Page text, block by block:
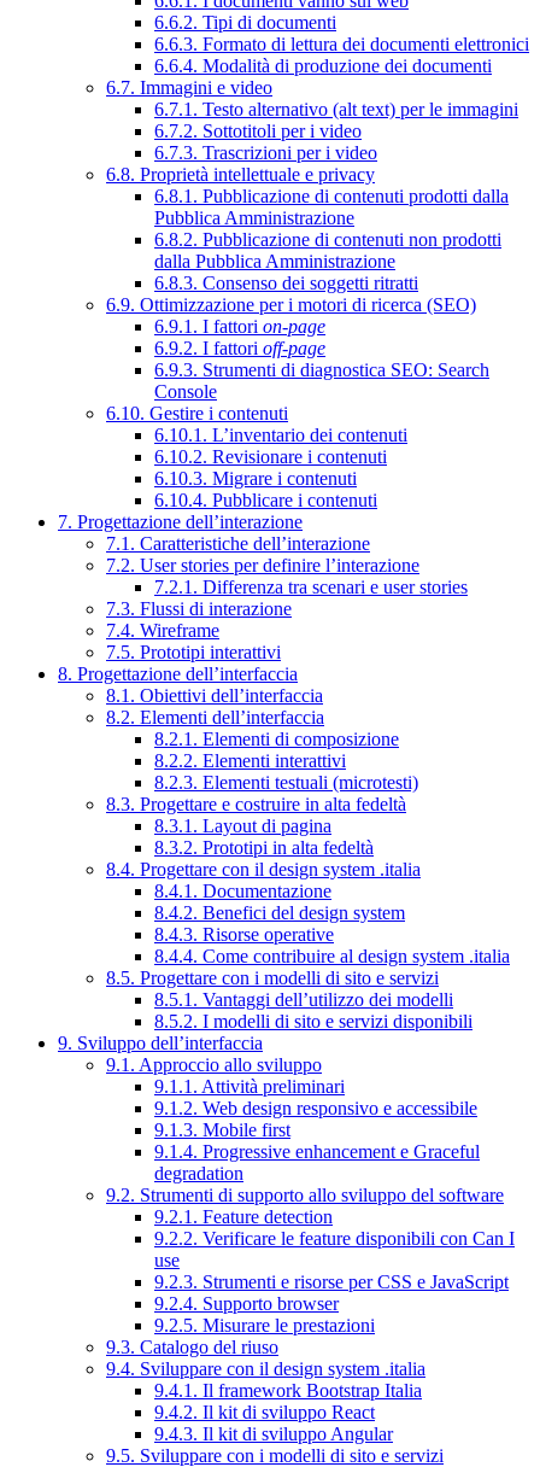
6.6.2. Tipi di documenti
6.6.3. Formato di lettura dei documenti elettronici
6.6.4. Modalità di produzione dei documenti
6.7. Immagini e video
6.7.1. Testo alternativo (alt text) per le immagini
6.7.2. Sottotitoli per i video
6.7.3. Trascrizioni per i video
6.8. Proprietà intellettuale e privacy
6.8.1. Pubblicazione di contenuti prodotti dalla
Pubblica Amministrazione
6.8.2. Pubblicazione di contenuti non prodotti
dalla Pubblica Amministrazione
6.8.3. Consenso dei soggetti ritratti
6.9. Ottimizzazione per i motori di ricerca (SEO)
6.9.1. I fattori on-page
6.9.2. I fattori off-page
6.9.3. Strumenti di diagnostica SEO: Search
Console
6.10. Gestire i contenuti
6.10.1. L’inventario dei contenuti
6.10.2. Revisionare i contenuti
6.10.3. Migrare i contenuti
6.10.4. Pubblicare i contenuti
7. Progettazione dell’interazione
7.1. Caratteristiche dell’interazione
7.2. User stories per definire l’interazione
7.2.1. Differenza tra scenari e user stories
7.3. Flussi di interazione
7.4. Wireframe
7.5. Prototipi interattivi
8. Progettazione dell’interfaccia
8.1. Obiettivi dell’interfaccia
8.2. Elementi dell’interfaccia
8.2.1. Elementi di composizione
8.2.2. Elementi interattivi
8.2.3. Elementi testuali (microtesti)
8.3. Progettare e costruire in alta fedeltà
8.3.1. Layout di pagina
8.3.2. Prototipi in alta fedeltà
8.4. Progettare con il design system .italia
8.4.1. Documentazione
8.4.2. Benefici del design system
8.4.3. Risorse operative
8.4.4. Come contribuire al design system .italia
8.5. Progettare con i modelli di sito e servizi
8.5.1. Vantaggi dell’utilizzo dei modelli
8.5.2. I modelli di sito e servizi disponibili
9. Sviluppo dell’interfaccia
9.1. Approccio allo sviluppo
9.1.1. Attività preliminari
9.1.2. Web design responsivo e accessibile
9.1.3. Mobile first
9.1.4. Progressive enhancement e Graceful
degradation
9.2. Strumenti di supporto allo sviluppo del software
9.2.1. Feature detection
9.2.2. Verificare le feature disponibili con Can I
use
9.2.3. Strumenti e risorse per CSS e JavaScript
9.2.4. Supporto browser
9.2.5. Misurare le prestazioni
9.3. Catalogo del riuso
9.4. Sviluppare con il design system .italia
9.4.1. Il framework Bootstrap Italia
9.4.2. Il kit di sviluppo React
9.4.3. Il kit di sviluppo Angular
9.5. Sviluppare con i modelli di sito e servizi